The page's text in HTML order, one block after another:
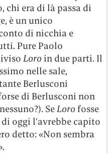
era di là passa di
è un unico
di nicchia e
Pure Paolo
Loro in due parti. Il
nelle sale,
Berlusconi
di Berlusconi non
SeLorofosse
oggi l’avrebbe capito
detto: «Non sembra